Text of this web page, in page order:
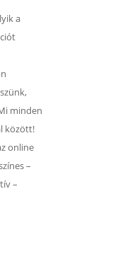
a
minden
között!
online
–
–